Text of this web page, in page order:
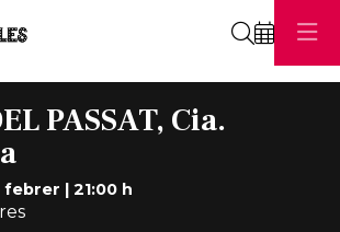
PASSAT, Cia.
febrer | 21:00 h